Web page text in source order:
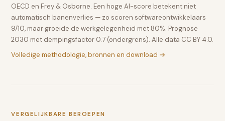
OECD en Frey & Osborne. Een hoge AI-score betekent niet
automatisch banenverlies — zo scoren softwareontwikkelaars
9/10, maar groeide de werkgelegenheid met 80%. Prognose
2030 met dempingsfactor 0.7 (ondergrens). Alle data CC BY 4.0.
Volledige methodologie, bronnen en download →
VERGELIJKBARE BEROEPEN